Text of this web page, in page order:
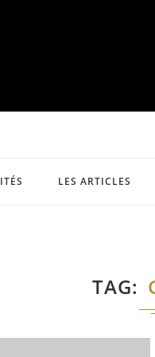
LES ARTICLES
TAG